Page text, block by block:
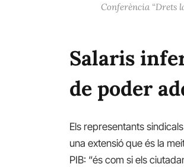
Conferència “Drets
Salaris
de poder
Els representants
una extensió que és la
PIB: “és com si els